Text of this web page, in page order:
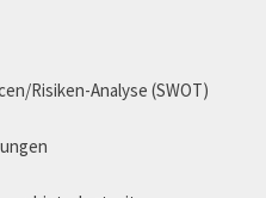
Risiken-Analyse (SWOT)